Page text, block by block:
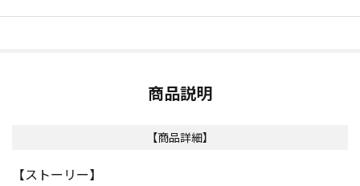
商品説明
【商品詳細】
【ストーリー】